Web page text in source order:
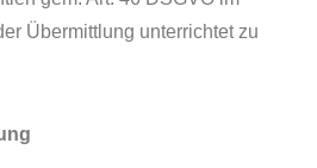
Übermittlung unterrichtet zu